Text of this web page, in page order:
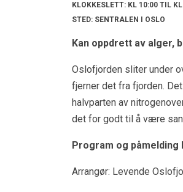
KLOKKESLETT: KL 10:00 TIL
STED: SENTRALEN I OSLO
Kan oppdrett av alger,
Oslofjorden sliter under
fjerner det fra fjorden.
halvparten av
det for godt til å være
Program og påmelding
Arrangør: Levende